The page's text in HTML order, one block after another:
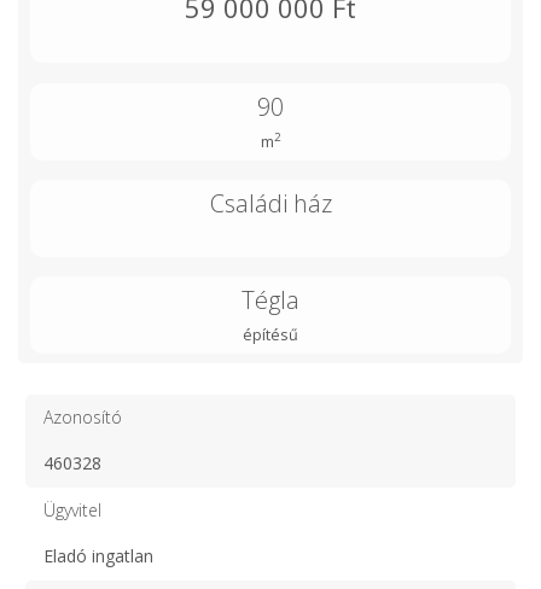
59 000 000 Ft
90
m2
Családi ház
Tégla
építésű
Azonosító
460328
Ügyvitel
Eladó ingatlan